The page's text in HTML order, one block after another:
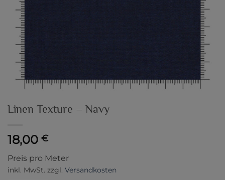
Linen Texture – Navy
18,00 €
Preis pro Meter
inkl. MwSt. zzgl. Versandkosten